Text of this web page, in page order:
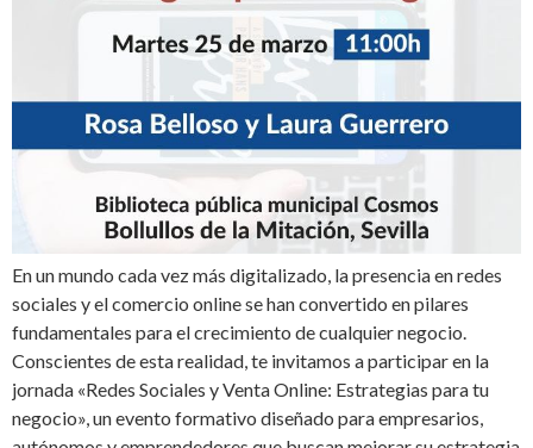
En un mundo cada vez más digitalizado, la presencia en redes
sociales y el comercio online se han convertido en pilares
fundamentales para el crecimiento de cualquier negocio.
Conscientes de esta realidad, te invitamos a participar en la
jornada «Redes Sociales y Venta Online: Estrategias para tu
negocio», un evento formativo diseñado para empresarios,